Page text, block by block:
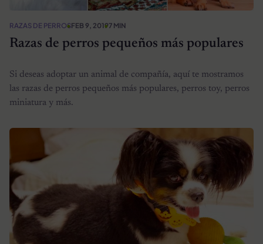
RAZAS DE PERROSFEB 9, 20197 MIN
Razas de perros pequeños más populares
Si deseas adoptar un animal de compañía, aquí te mostramos
las razas de perros pequeños más populares, perros toy, perros
miniatura y más.